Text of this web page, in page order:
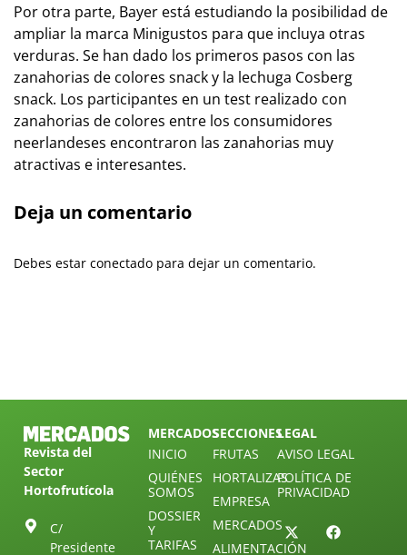
Por otra parte, Bayer está estudiando la posibilidad de
ampliar la marca Minigustos para que incluya otras
verduras. Se han dado los primeros pasos con las
zanahorias de colores snack y la lechuga Cosberg
snack. Los participantes en un test realizado con
zanahorias de colores entre los consumidores
neerlandeses encontraron las zanahorias muy
atractivas e interesantes.
Deja un comentario
Debes estar conectado para dejar un comentario.
Revista del
Sector
Hortofrutícola
C/
Presidente
MERCADOS
INICIO
QUIÉNES
SOMOS
DOSSIER
Y
TARIFAS
SECCIONES
FRUTAS
HORTALIZAS
EMPRESA
MERCADOS
ALIMENTACIÓN
LEGAL
AVISO LEGAL
POLÍTICA DE
PRIVACIDAD